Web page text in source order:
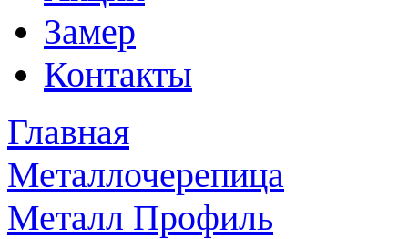
Замер
Контакты
Главная
Металлочерепица
Металл Профиль